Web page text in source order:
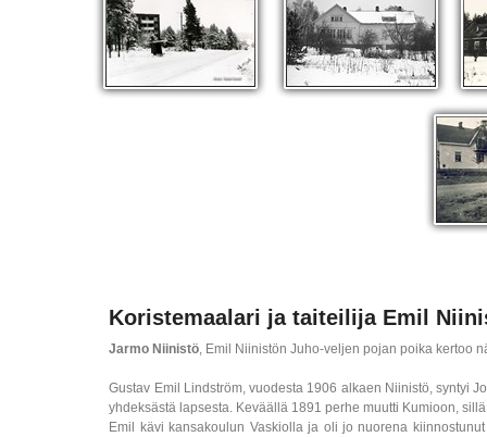
Koristemaalari ja taiteilija Emil
Jarmo Niinistö, Emil Niinistön Juho-veljen pojan poika kertoo
Gustav Emil Lindström, vuodesta 1906 alkaen Niinistö, syntyi
yhdeksästä lapsesta. Keväällä 1891 perhe muutti Kumioon,
Emil kävi kansakoulun Vaskiolla ja oli jo nuorena